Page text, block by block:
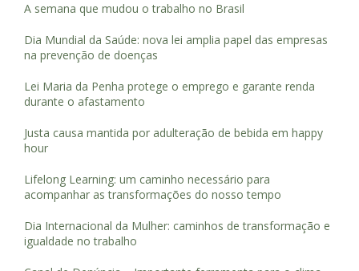
A semana que mudou o trabalho no Brasil
Dia Mundial da Saúde: nova lei amplia papel das empresas
na prevenção de doenças
Lei Maria da Penha protege o emprego e garante renda
durante o afastamento
Justa causa mantida por adulteração de bebida em happy
hour
Lifelong Learning: um caminho necessário para
acompanhar as transformações do nosso tempo
Dia Internacional da Mulher: caminhos de transformação e
igualdade no trabalho